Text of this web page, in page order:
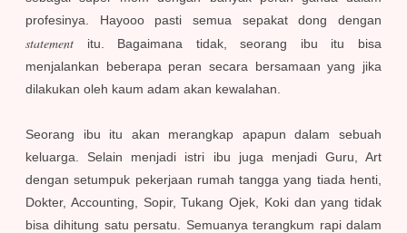
profesinya. Hayooo pasti semua sepakat dong dengan
statement itu. Bagaimana tidak, seorang ibu itu bisa
menjalankan beberapa peran secara bersamaan yang jika
dilakukan oleh kaum adam akan kewalahan.
Seorang ibu itu akan merangkap apapun dalam sebuah
keluarga. Selain menjadi istri ibu juga menjadi Guru, Art
dengan setumpuk pekerjaan rumah tangga yang tiada henti,
Dokter, Accounting, Sopir, Tukang Ojek, Koki dan yang tidak
bisa dihitung satu persatu. Semuanya terangkum rapi dalam